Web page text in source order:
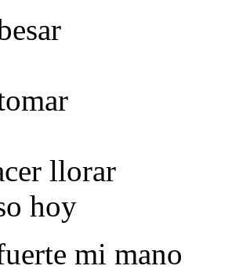
llorar
hoy
mi mano